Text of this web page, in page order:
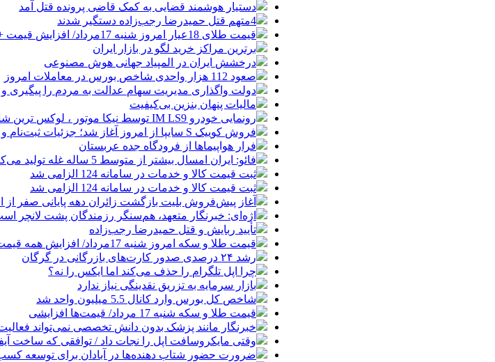
دستیار هوشمند قضایی به کمک قاضی پرونده قتل آمد
4متهم قتل حمیدرضا رجب‌زاده دستگیر شدند
قیمت طلای 18عیار امروز شنبه 17مرداد/ افزایش قیمت + جدول و جزئیات
برترین مراکز خرید لگو در بازار ایران
درخشش ایران در المپیاد جهانی هوش مصنوعی
صعود 112 هزار واحدی شاخص بورس در معاملات امروز
دولت واگذاری مدیریت سهام عدالت به مردم را پیگیری و
مالیات پنهان بنزین بی‌کیفیت
رونمایی خودرو IM LS9 توسط نیکا موتور ، لوکس ترین شاسی بلند EREV در ایران
فروش کوییک S سایپا از امروز آغاز شد؛ جزئیات ثبت‌نام و شرایط
فرار هواپیماها از فرودگاه جده عربستان
فائو: ایران امسال بیشتر از متوسط 5 ساله غله تولید می‌کند
ثبت قیمت کالا و خدمات در سامانه 124 الزامی شد
ثبت قیمت کالا و خدمات در سامانه 124 الزامی شد
آغاز پیش‌فروش بلیت بازگشت زائران دهه پایانی صفر از
اژه‌ای: خبرنگار متعهد، هم‌سنگر رزمندگان پشت لانچر
تأیید ربایش و قتل حمیدرضا رجب‌زاده
قیمت طلا و سکه امروز شنبه 17مرداد/ افزایش همه قیمت ها + جدول و جزئیات
رشد ۲۴ درصدی صدور کارت‌های بازرگانی در گرگان
چرا اپل تلگرام را حذف می‌کند اما ایکس را نه؟
بازار سرمایه به تزریق نقدینگی نیاز ندارد
شاخص کل بورس وارد کانال 5.5 میلیون واحد شد
قیمت طلا و سکه شنبه 17 مرداد/ قیمت‌ها افزایشی
خبرنگار مانند پزشک بدون دانش تخصصی نمی‌تواند
وقتی مایکروسافت اپل را نجات داد / توافقی که ساخت
ضرورت حضور شتاب ‌دهنده‌ها در آبادان برای توسعه